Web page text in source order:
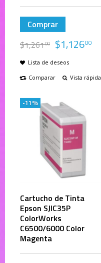
Comprar
$1,26100 $1,12600
Lista de deseos
Comparar
Vista rápida
Cartucho de Tinta
Epson SJIC35P
ColorWorks
C6500/6000 Color
Magenta
-11%